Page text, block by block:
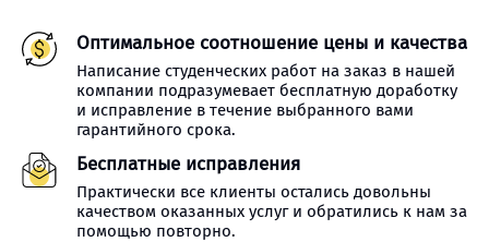
Оптимальное соотношение цены и качества
Написание студенческих работ на заказ в нашей
компании подразумевает бесплатную доработку
и исправление в течение выбранного вами
гарантийного срока.
Бесплатные исправления
Практически все клиенты остались довольны
качеством оказанных услуг и обратились к нам за
помощью повторно.